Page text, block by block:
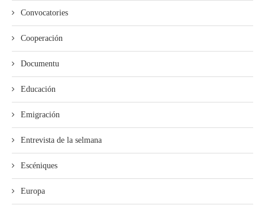
Convocatories
Cooperación
Documentu
Educación
Emigración
Entrevista de la selmana
Escéniques
Europa